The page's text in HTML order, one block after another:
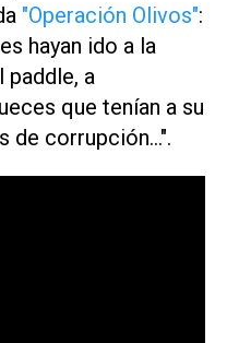
"Operación Olivos":
hayan ido a la
paddle, a
que tenían a su
de corrupción...".